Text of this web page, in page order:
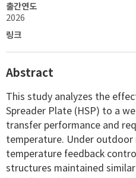
출간연도
2026
링크
Abstract
This study analyzes the
Spreader Plate (HSP) to a
transfer performance and
temperature. Under
temperature feedback
structures maintained